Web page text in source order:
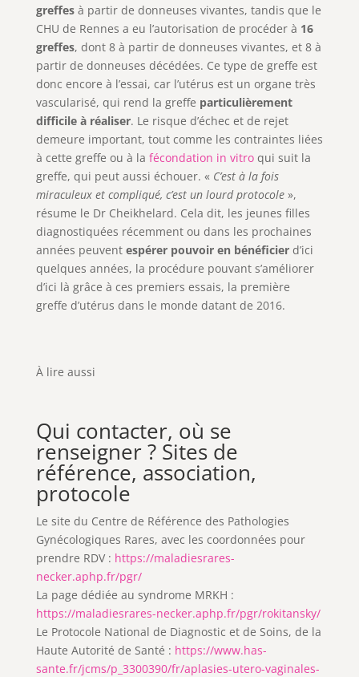
greffes à partir de donneuses vivantes, tandis que le
CHU de Rennes a eu l’autorisation de procéder à 16
greffes, dont 8 à partir de donneuses vivantes, et 8 à
partir de donneuses décédées. Ce type de greffe est
donc encore à l’essai, car l’utérus est un organe très
vascularisé, qui rend la greffe particulièrement
difficile à réaliser. Le risque d’échec et de rejet
demeure important, tout comme les contraintes liées
à cette greffe ou à la fécondation in vitroqui suit la
greffe, qui peut aussi échouer. «C’est à la fois
miraculeux et compliqué, c’est un lourd protocole»,
résume le Dr Cheikhelard. Cela dit, les jeunes filles
diagnostiquées récemment ou dans les prochaines
années peuvent espérer pouvoir en bénéficier d’ici
quelques années, la procédure pouvant s’améliorer
d’ici là grâce à ces premiers essais, la première
greffe d’utérus dans le monde datant de 2016.
À lire aussi
Qui contacter, où se
renseigner ? Sites de
référence, association,
protocole
Le site du Centre de Référence des Pathologies
Gynécologiques Rares, avec les coordonnées pour
prendre RDV : https://maladiesrares-
necker.aphp.fr/pgr/
La page dédiée au syndrome MRKH :
https://maladiesrares-necker.aphp.fr/pgr/rokitansky/
Le Protocole National de Diagnostic et de Soins, de la
Haute Autorité de Santé : https://www.has-
sante.fr/jcms/p_3300390/fr/aplasies-utero-vaginales-